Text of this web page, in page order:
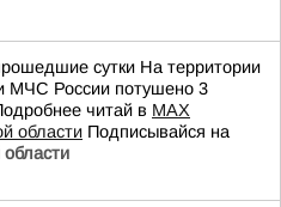
сутки На территории
МЧС России потушено 3
читай в МАХ
области Подписывайся на